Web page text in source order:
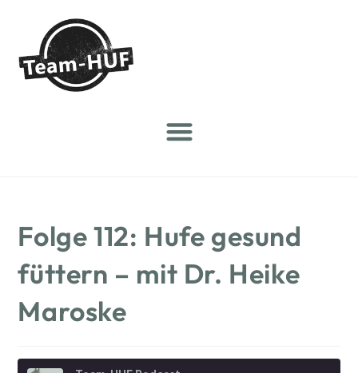
Folge 112: Hufe gesund
füttern – mit Dr. Heike
Maroske